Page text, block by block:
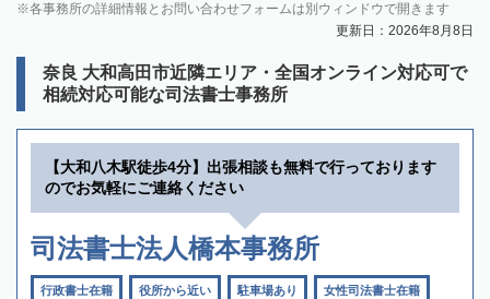
各事務所の詳細情報とお問い合わせフォームは別ウィンドウで開きます
更新日：2026年8月8日
奈良 大和高田市近隣エリア・全国オンライン対応可で
相続対応可能な司法書士事務所
【大和八木駅徒歩4分】出張相談も無料で行っております
のでお気軽にご連絡ください
司法書士法人橋本事務所
行政書士在籍 役所から近い 駐車場あり 女性司法書士在籍